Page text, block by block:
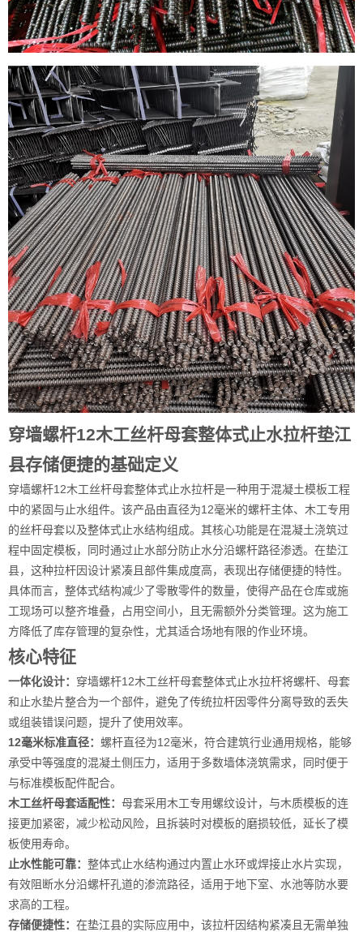
穿墙螺杆12木工丝杆母套整体式止水拉杆垫江
县存储便捷的基础定义
穿墙螺杆12木工丝杆母套整体式止水拉杆是一种用于混凝土模板工程
中的紧固与止水组件。该产品由直径为12毫米的螺杆主体、木工专用
的丝杆母套以及整体式止水结构组成。其核心功能是在混凝土浇筑过
程中固定模板，同时通过止水部分防止水分沿螺杆路径渗透。在垫江
县，这种拉杆因设计紧凑且部件集成度高，表现出存储便捷的特性。
具体而言，整体式结构减少了零散零件的数量，使得产品在仓库或施
工现场可以整齐堆叠，占用空间小，且无需额外分类管理。这为施工
方降低了库存管理的复杂性，尤其适合场地有限的作业环境。
核心特征
一体化设计： 穿墙螺杆12木工丝杆母套整体式止水拉杆将螺杆、母套
和止水垫片整合为一个部件，避免了传统拉杆因零件分离导致的丢失
或组装错误问题，提升了使用效率。
12毫米标准直径： 螺杆直径为12毫米，符合建筑行业通用规格，能够
承受中等强度的混凝土侧压力，适用于多数墙体浇筑需求，同时便于
与标准模板配件配合。
木工丝杆母套适配性： 母套采用木工专用螺纹设计，与木质模板的连
接更加紧密，减少松动风险，且拆装时对模板的磨损较低，延长了模
板使用寿命。
止水性能可靠： 整体式止水结构通过内置止水环或焊接止水片实现，
有效阻断水分沿螺杆孔道的渗流路径，适用于地下室、水池等防水要
求高的工程。
存储便捷性： 在垫江县的实际应用中，该拉杆因结构紧凑且无需单独